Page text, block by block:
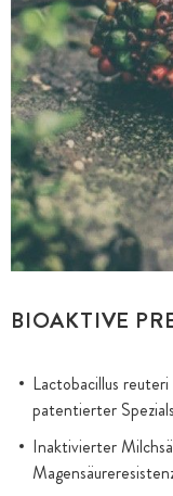
BIOAKTIVE
Lactobacillus
patentierter
Inaktivierter